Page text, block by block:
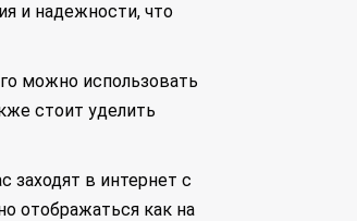
и надежности, что
можно использовать
стоит уделить
заходят в интернет с
отображаться как на